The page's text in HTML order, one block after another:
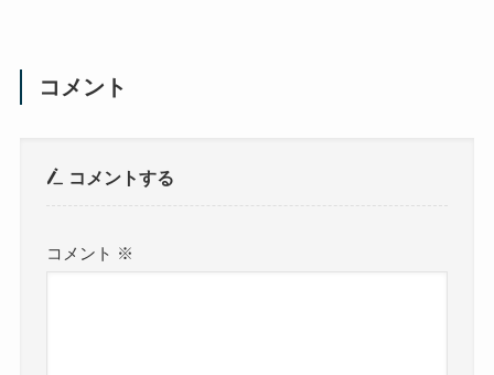
コメント
コメントする
コメント ※